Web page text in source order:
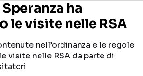
Seguici sui social
ha
le visite nelle RSA
nell’ordinanza e le regole
visite nelle RSA da parte di